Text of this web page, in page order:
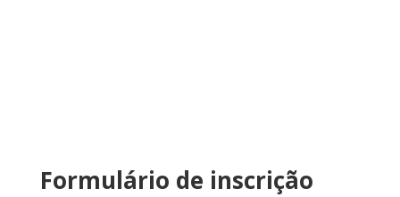
Formulário de inscrição